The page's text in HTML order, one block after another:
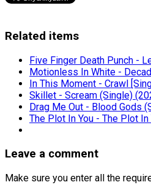
Related items
Five Finger Death Punch -
Motionless In White -
In This Moment - Crawl
Skillet - Scream (Single)
Drag Me Out - Blood Gods
The Plot In You - The Plot In
Leave a comment
Make sure you enter all the